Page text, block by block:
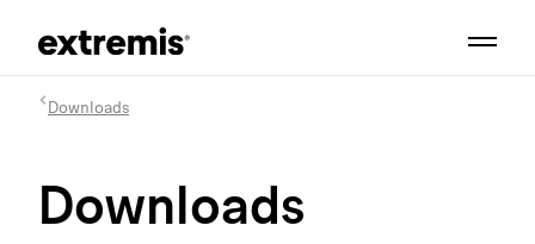
Downloads
Downloads